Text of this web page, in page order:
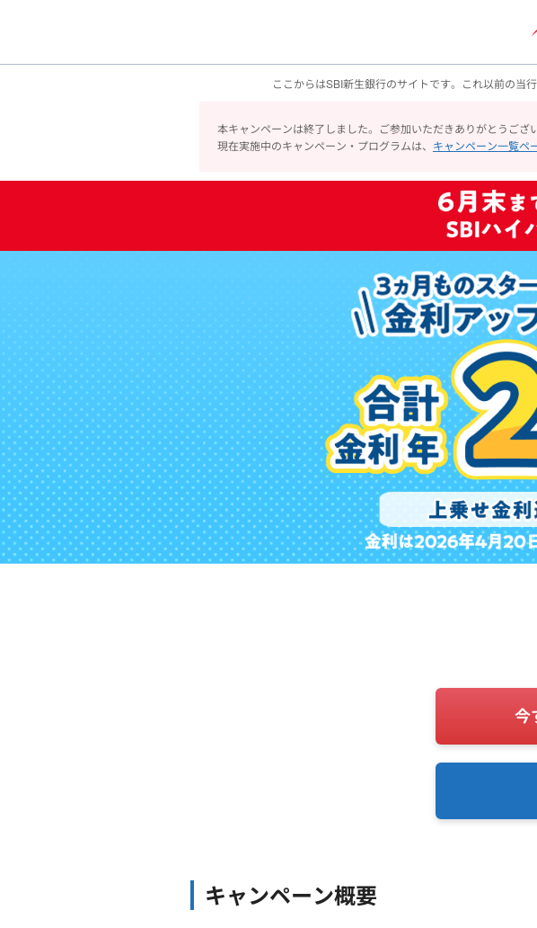
ここからはSBI新生銀行のサイトです。これ以前の当
本キャンペーンは終了しました。ご参加いただきありがとうござ
現在実施中のキャンペーン・プログラムは、 キャンペーン一覧ペ
規
座
開
設
限
定
！
今
キャンペーン概要